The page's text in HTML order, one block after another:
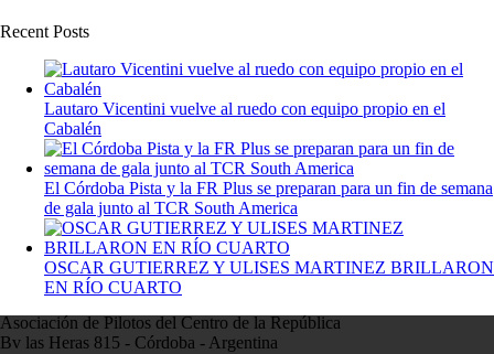
Recent Posts
Lautaro Vicentini vuelve al ruedo con equipo propio en el
Cabalén
El Córdoba Pista y la FR Plus se preparan para un fin de semana
de gala junto al TCR South America
OSCAR GUTIERREZ Y ULISES MARTINEZ BRILLARON
EN RÍO CUARTO
Asociación de Pilotos del Centro de la República
Bv las Heras 815 - Córdoba - Argentina